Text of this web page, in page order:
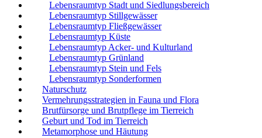
Lebensraumtyp Stadt und Siedlungsbereich
Lebensraumtyp Stillgewässer
Lebensraumtyp Fließgewässer
Lebensraumtyp Küste
Lebensraumtyp Acker- und Kulturland
Lebensraumtyp Grünland
Lebensraumtyp Stein und Fels
Lebensraumtyp Sonderformen
Naturschutz
Vermehrungsstrategien in Fauna und Flora
Brutfürsorge und Brutpflege im Tierreich
Geburt und Tod im Tierreich
Metamorphose und Häutung